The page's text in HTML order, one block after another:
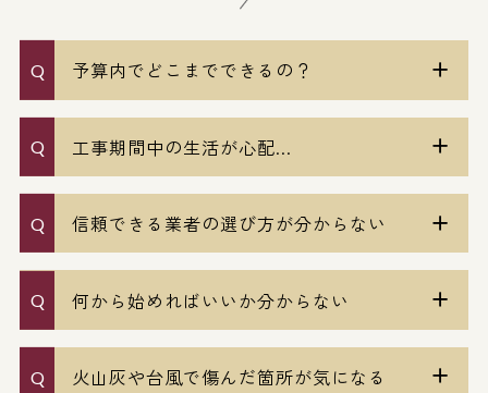
予算内でどこまでできるの？
工事期間中の生活が心配...
信頼できる業者の選び方が分からない
何から始めればいいか分からない
火山灰や台風で傷んだ箇所が気になる